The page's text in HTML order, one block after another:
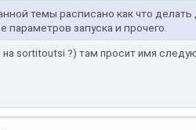
темы расписано как что
запуска и прочего.
на sortitoutsi ?) там просит имя